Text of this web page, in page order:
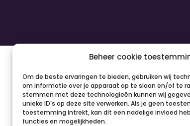
Beheer cookie
Om de beste ervaringen te bieden, gebruiken wij
om informatie over je apparaat op te slaan en/of te
stemmen met deze technologieën kunnen wij
unieke ID's op deze site verwerken. Als je geen
toestemming intrekt, kan dit een nadelige invloed
functies en mogelijkheden.